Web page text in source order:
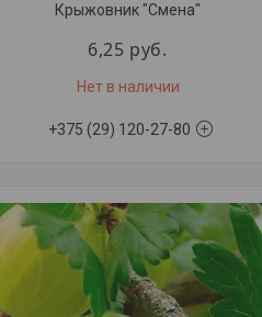
Крыжовник "Смена"
6,25 руб.
Нет в наличии
+375 (29) 120-27-80